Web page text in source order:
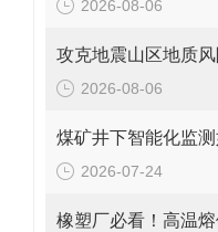
2026-08-06
2026-08-06
煤矿井下智能化监
2026-07-24